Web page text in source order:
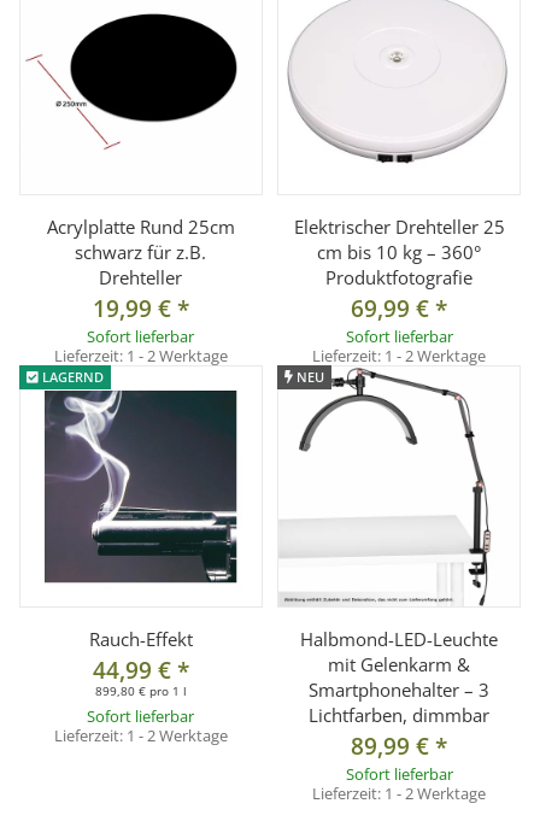
Acrylplatte Rund 25cm
schwarz für z.B.
Drehteller
19,99 €*
Sofort lieferbar
Lieferzeit: 1 - 2 Werktage
Elektrischer Drehteller 25
cm bis 10 kg – 360°
Produktfotografie
69,99 €*
Sofort lieferbar
Lieferzeit: 1 - 2 Werktage
LAGERND
Rauch-Effekt
44,99 €*
899,80 € pro 1 l
Sofort lieferbar
Lieferzeit: 1 - 2 Werktage
NEU
Halbmond-LED-Leuchte
mit Gelenkarm &
Smartphonehalter – 3
Lichtfarben, dimmbar
89,99 €*
Sofort lieferbar
Lieferzeit: 1 - 2 Werktage